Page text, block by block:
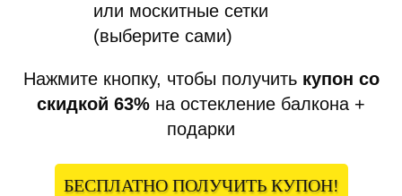
или москитные сетки
(выберите сами)
Нажмите кнопку, чтобы получить купон со
скидкой 63% на остекление балкона +
подарки
БЕСПЛАТНО ПОЛУЧИТЬ КУПОН!